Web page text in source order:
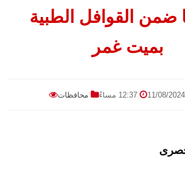
ضمن القوافل الطبية
بميت غمر
11/08/2024 12:37 مساءً محافظات